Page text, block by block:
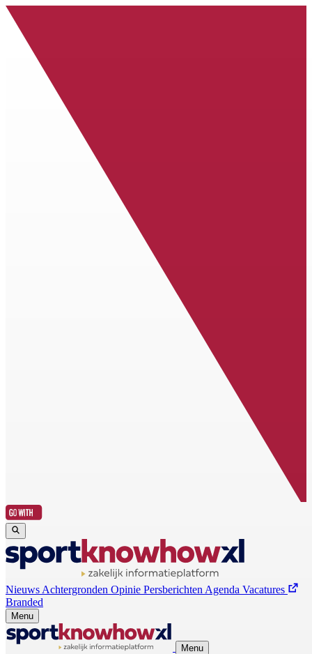
Nieuws Achtergronden Opinie Persberichten Agenda Vacatures
Branded
Menu
Menu